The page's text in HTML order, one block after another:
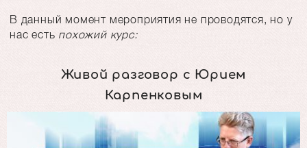
В данный момент мероприятия не проводятся, но у
нас есть похожий курс:
Живой разговор с Юрием
Карпенковым